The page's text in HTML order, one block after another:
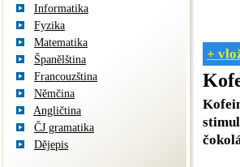
Informatika
Fyzika
Matematika
Španělština
Francouzština
Němčina
Angličtina
ČJ gramatika
Dějepis
+